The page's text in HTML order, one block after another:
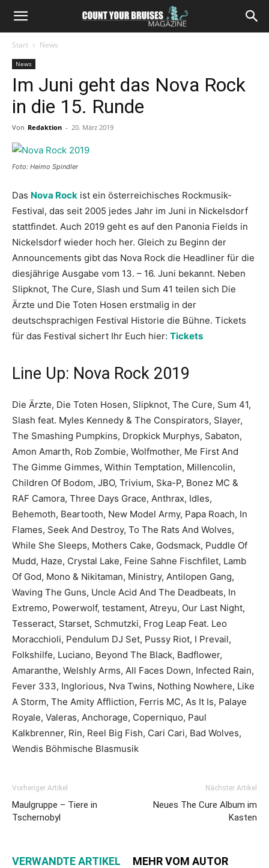
Start News
News
Im Juni geht das Nova Rock
in die 15. Runde
Von Redaktion - 20. März 2019
Foto: Heimo Spindler
Das Nova Rock ist ein österreichisches Rockmusik-
Festival, das seit 2005 jedes Jahr im Juni in Nickelsdorf
stattfindet. Auch 2019 geht es auf den Panonia Fields in
Nickelsdorf wieder hoch her. Gleich zu Beginn der
Announcements gibt das Nova Rock die Headliner für die
diesjährige Ausgabe vom 13. – 16. Juni bekannt. Neben
Slipknot, The Cure, Slash und Sum 41 teilen sich Die
Ärzte und Die Toten Hosen erstmalig in der
deutschsprachigen Festival Historie die Bühne. Tickets
für das Festival sichert Ihr Euch hier: Tickets
Line Up: Nova Rock 2019
Die Ärzte, Die Toten Hosen, Slipknot, The Cure, Sum 41,
Slash feat. Myles Kennedy & The Conspirators, Slayer,
The Smashing Pumpkins, Dropkick Murphys, Sabaton,
Amon Amarth, Rob Zombie, Wolfmother, Me First And
The Gimme Gimmes, Within Temptation, Millencolin,
Children Of Bodom, JBO, Trivium, Ska-P, Bonez MC &
RAF Camora, Three Days Grace, Anthrax, Idles,
Behemoth, Beartooth, New Model Army, Papa Roach, In
Flames, Seek And Destroy, To The Rats And Wolves,
While She Sleeps, Mothers Cake, Godsmack, Puddle Of
Mudd, Haze, Crystal Lake, Feine Sahne Fischfilet, Lamb
Of God, Mono & Nikitaman, Ministry, Antilopen Gang,
Waving The Guns, Uncle Acid And The Deadbeats, In
Extremo, Powerwolf, testament, Atreyu, Our Last Night,
Tesseract, Starset, Schmutzki, Frog Leap Feat. Leo
Moracchioli, Pendulum DJ Set, Pussy Riot, I Prevail,
Folkshilfe, Luciano, Beyond The Black, Badflower,
Amaranthe, Welshly Arms, All Faces Down, Infected Rain,
Fever 333, Inglorious, Nva Twins, Nothing Nowhere, Like
A Storm, The Amity Affliction, Ferris MC, As It Is, Palaye
Royale, Valeras, Anchorage, Coperniquo, Paul
Kalkbrenner, Rin, Reel Big Fish, Cari Cari, Bad Wolves,
Wendis Böhmische Blasmusik
Vorheriger Artikel
Maulgruppe – Tiere in
Tschernobyl
Nächster Artikel
Neues The Cure Album im
Kasten
VERWANDTE ARTIKEL MEHR VOM AUTOR